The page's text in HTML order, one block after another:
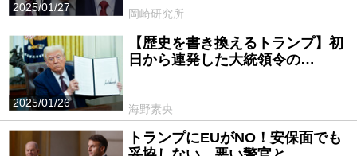
2025/01/27
岡崎研究所
2025/01/26
【歴史を書き換えるトランプ】初
日から連発した大統領令の…
海野素央
トランプにEUがNO！安保面でも